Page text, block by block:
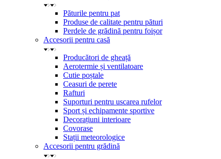
Păturile pentru pat
Produse de calitate pentru pături
Perdele de grădină pentru foișor
Accesorii pentru casă
Producători de gheață
Aerotermie și ventilatoare
Cutie poștale
Ceasuri de perete
Rafturi
Suporturi pentru uscarea rufelor
Sport și echipamente sportive
Decorațiuni interioare
Covorase
Stații meteorologice
Accesorii pentru grădină